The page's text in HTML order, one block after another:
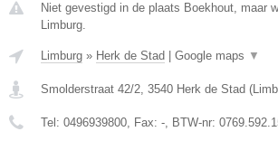
Niet gevestigd in de plaats Boekhout, maar
Limburg.
Limburg » Herk de Stad Google maps ▼
Smolderstraat 42/2, 3540 Herk de Stad (
Tel: 0496939800, Fax: -, BTW-nr: